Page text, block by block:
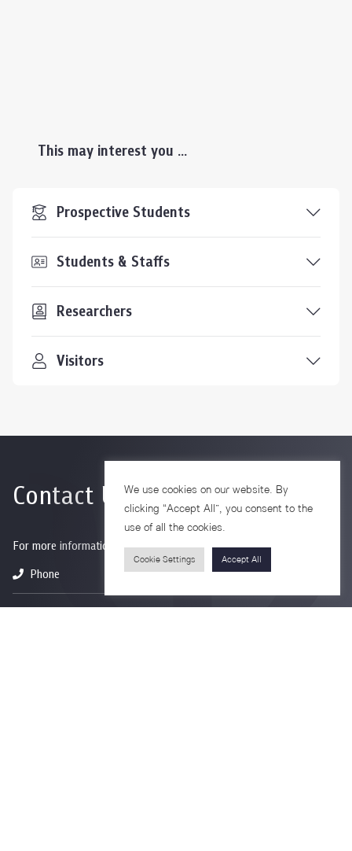
This may interest you ...
Prospective Students
Students & Staffs
Researchers
Visitors
Contact Us
For more information please contact
Phone
+66-2218-1185
Email psy@chula.ac.th
We use cookies on our website. By
clicking “Accept All”, you consent to the
use of all the cookies.
Cookie Settings Accept All